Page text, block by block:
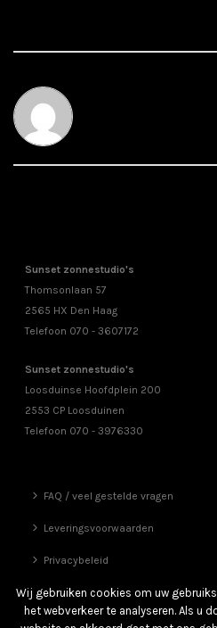
Sunset zonnestudio's
Thomsonlaan 57
2565 HX Den Haag
Telefoon 070 - 3607172
Sunset zonnestudio's
Loosduinse Hoofdplein 200
2553 CP Loosduinen
Telefoon 070 - 3976330
FAQ / veel gestelde vragen
Leveringsvoorwaarden
Privacybeleid
Vrienden
Wij gebruiken cookies om uw
het webverkeer te analyseren. Als u